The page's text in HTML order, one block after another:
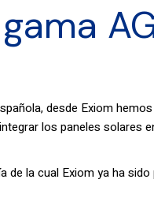
desde Exiom
los paneles
la cual Exiom ya ha